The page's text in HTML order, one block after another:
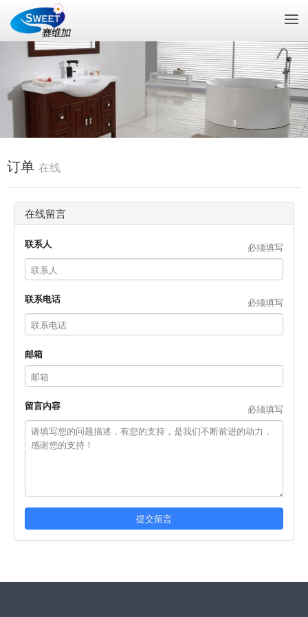
订单 在线
在线留言
必须填写
联系人
必须填写
联系电话
邮箱
必须填写
留言内容
提交留言